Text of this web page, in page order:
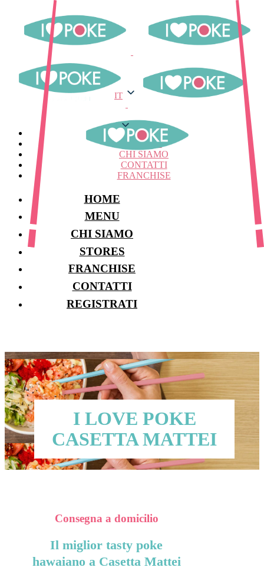
IT
MENU
STORES
CHI SIAMO
CONTATTI
FRANCHISE
HOME
MENU
CHI SIAMO
STORES
FRANCHISE
CONTATTI
REGISTRATI
I LOVE POKE
CASETTA MATTEI
Consegna a domicilio
Il miglior tasty poke
hawaiano a Casetta Mattei